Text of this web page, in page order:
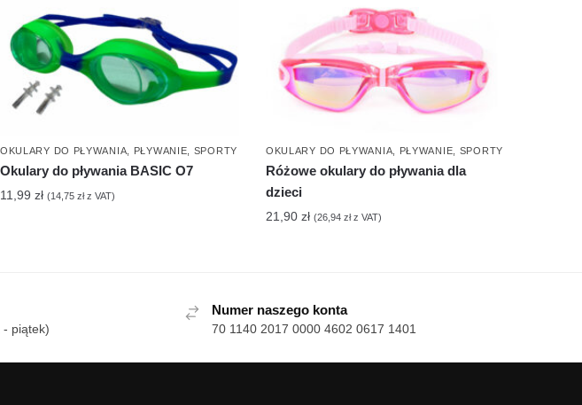
OKULARY DO PŁYWANIA PŁYWANIE SPORTY
Okulary do pływania BASIC O7
11,99 zł (14,75 złz VAT)
OKULARY DO PŁYWANIA PŁYWANIE SPORTY
Różowe okulary do pływania dla
dzieci
21,90 zł (26,94 złz VAT)
- piątek)
Numer naszego konta
70 1140 2017 0000 4602 0617 1401